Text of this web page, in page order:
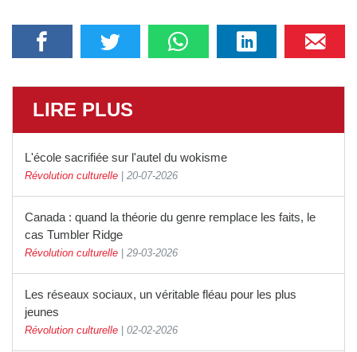
LIRE PLUS
L'école sacrifiée sur l'autel du wokisme
Révolution culturelle 20-07-2026
Canada : quand la théorie du genre remplace les faits, le
cas Tumbler Ridge
Révolution culturelle 29-03-2026
Les réseaux sociaux, un véritable fléau pour les plus
jeunes
Révolution culturelle 02-02-2026